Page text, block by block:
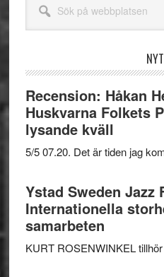
webbplatsen
Recension: Håkan
Huskvarna Folkets
lysande kväll
5/5 07.20. Det är tiden jag
Ystad Sweden Jazz
Internationella
samarbeten
KURT ROSENWINKEL